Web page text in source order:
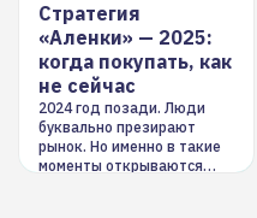
Стратегия
«Аленки» — 2025:
когда покупать, как
не сейчас
2024 год позади. Люди
буквально презирают
рынок. Но именно в такие
моменты открываются